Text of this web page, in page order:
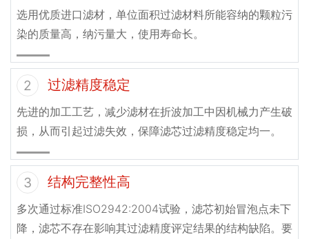
选用优质进口滤材，单位面积过滤材料所能容纳的颗粒污
染的质量高，纳污量大，使用寿命长。
2 过滤精度稳定
先进的加工工艺，减少滤材在折波加工中因机械力产生破
损，从而引起过滤失效，保障滤芯过滤精度稳定均一。
3 结构完整性高
多次通过标准ISO2942:2004试验，滤芯初始冒泡点未下
降，滤芯不存在影响其过滤精度评定结果的结构缺陷。要